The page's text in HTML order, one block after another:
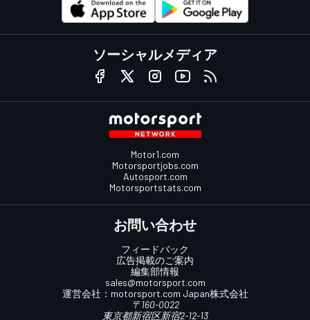
ソーシャルメディア
Motor1.com
Motorsportjobs.com
Autosport.com
Motorsportstats.com
お問い合わせ
フィードバック
広告掲載のご案内
編集部情報
sales@motorsport.com
運営会社： motorsport.com Japan株式会社
〒160-0022
東京都新宿区新宿2-12-13